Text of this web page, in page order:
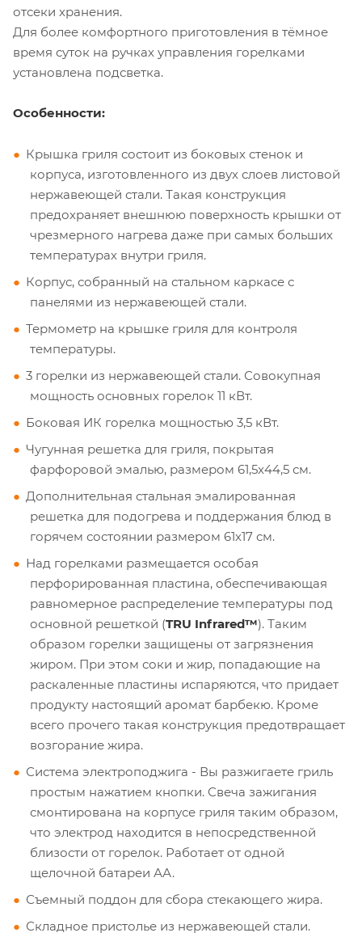
отсеки хранения.
Для более комфортного приготовления в тёмное
время суток на ручках управления горелками
установлена подсветка.
Особенности:
Крышка гриля состоит из боковых стенок и
корпуса, изготовленного из двух слоев листовой
нержавеющей стали. Такая конструкция
предохраняет внешнюю поверхность крышки от
чрезмерного нагрева даже при самых больших
температурах внутри гриля.
Корпус, собранный на стальном каркасе с
панелями из нержавеющей стали.
Термометр на крышке гриля для контроля
температуры.
3 горелки из нержавеющей стали. Совокупная
мощность основных горелок 11 кВт.
Боковая ИК горелка мощностью 3,5 кВт.
Чугунная решетка для гриля, покрытая
фарфоровой эмалью, размером 61,5x44,5 см.
Дополнительная стальная эмалированная
решетка для подогрева и поддержания блюд в
горячем состоянии размером 61х17 см.
Над горелками размещается особая
перфорированная пластина, обеспечивающая
равномерное распределение температуры под
основной решеткой (TRU Infrared™). Таким
образом горелки защищены от загрязнения
жиром. При этом соки и жир, попадающие на
раскаленные пластины испаряются, что придает
продукту настоящий аромат барбекю. Кроме
всего прочего такая конструкция предотвращает
возгорание жира.
Система электроподжига - Вы разжигаете гриль
простым нажатием кнопки. Свеча зажигания
смонтирована на корпусе гриля таким образом,
что электрод находится в непосредственной
близости от горелок. Работает от одной
щелочной батареи АА.
Съемный поддон для сбора стекающего жира.
Складное пристолье из нержавеющей стали.